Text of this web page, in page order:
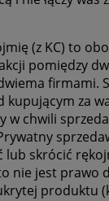
(z KC) to
pomiędzy
firmami.
kupującym za
w chwili
lub skrócić
nie jest prawo
produktu